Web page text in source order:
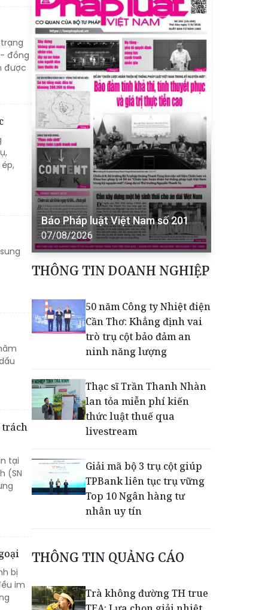
- đồng
được
trách
tại
(SN
bị
im
Báo Pháp luật Việt Nam số 201
07/08/2026
THÔNG TIN DOANH NGHIỆP
50 năm Công ty Nhiệt điện
Cần Thơ: Khẳng định vai
trò trụ cột bảo đảm an
ninh năng lượng
Thạc sĩ Trần Thanh Nhàn
lan tỏa miễn phí kiến
thức luật thuế qua
livestream
Giải mã bộ 3 trụ cột giúp
TPBank liên tục trụ vững
Top 10 Ngân hàng tư
nhân uy tín
thành lập và đón nhận
Hạng 3
THÔNG TIN QUẢNG CÁO
Trà không đường TH true